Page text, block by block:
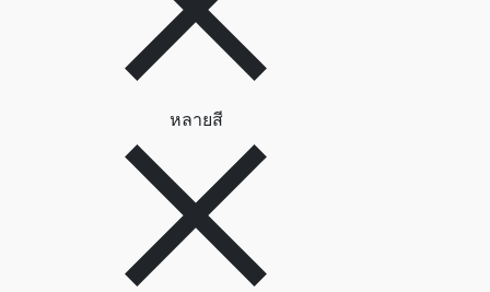
หลายสีลบตัวกรอง หลายสี